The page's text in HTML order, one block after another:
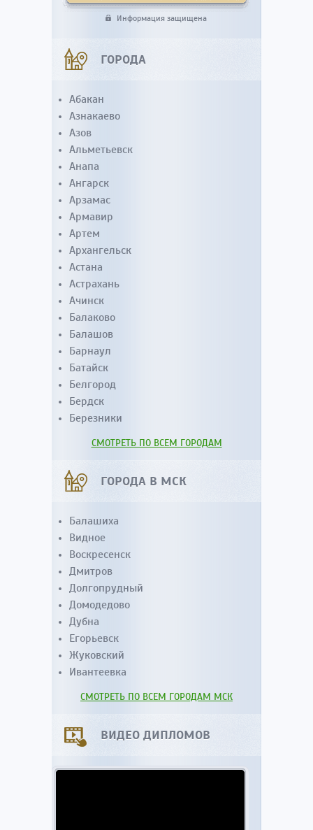
Информация защищена
ГОРОДА
Абакан
Азнакаево
Азов
Альметьевск
Анапа
Ангарск
Арзамас
Армавир
Артем
Архангельск
Астана
Астрахань
Ачинск
Балаково
Балашов
Барнаул
Батайск
Белгород
Бердск
Березники
СМОТРЕТЬ ПО ВСЕМ ГОРОДАМ
ГОРОДА В МСК
Балашиха
Видное
Воскресенск
Дмитров
Долгопрудный
Домодедово
Дубна
Егорьевск
Жуковский
Ивантеевка
СМОТРЕТЬ ПО ВСЕМ ГОРОДАМ МСК
ВИДЕО ДИПЛОМОВ